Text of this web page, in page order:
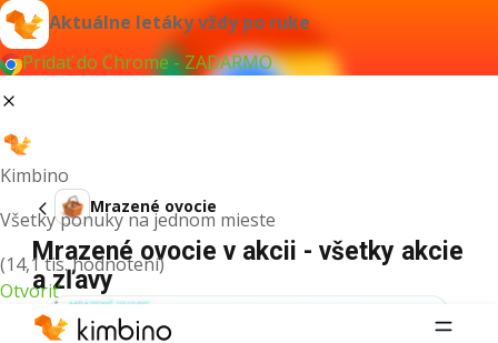
Aktuálne letáky vždy po ruke
Pridať do Chrome - ZADARMO
Kimbino
Všetky ponuky na jednom mieste
(14,1 tis. hodnotení)
Otvoriť
Mrazené ovocie
Mrazené ovocie v akcii - všetky akcie
a zľavy